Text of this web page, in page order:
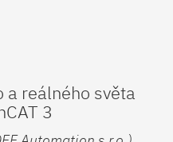
a reálného světa
3